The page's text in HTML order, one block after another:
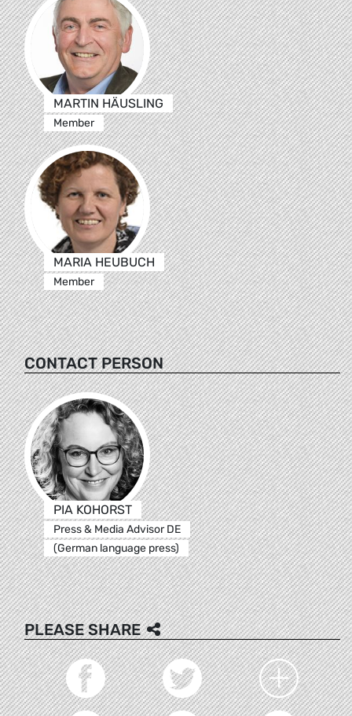
MARTIN HÄUSLING
Member
MARIA HEUBUCH
Member
CONTACT PERSON
PIA KOHORST
Press & Media Advisor DE
(German language press)
PLEASE SHARE